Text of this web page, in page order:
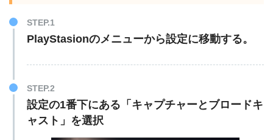
PlayStasionのメニューから設定に移動する。
設定の1番下にある「キャプチャーとブロードキ
ャスト」を選択